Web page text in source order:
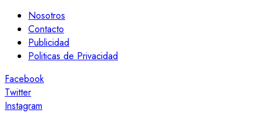
Nosotros
Contacto
Publicidad
Politicas de Privacidad
Facebook
Twitter
Instagram